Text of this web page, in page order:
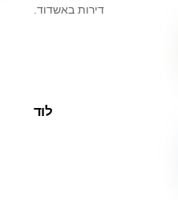
דירות באשדוד.
לוד